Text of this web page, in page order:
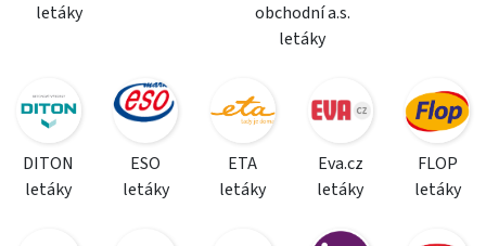
letáky
obchodní a.s.
letáky
DITON
letáky
ESO
letáky
ETA
letáky
Eva.cz
letáky
FLOP
letáky